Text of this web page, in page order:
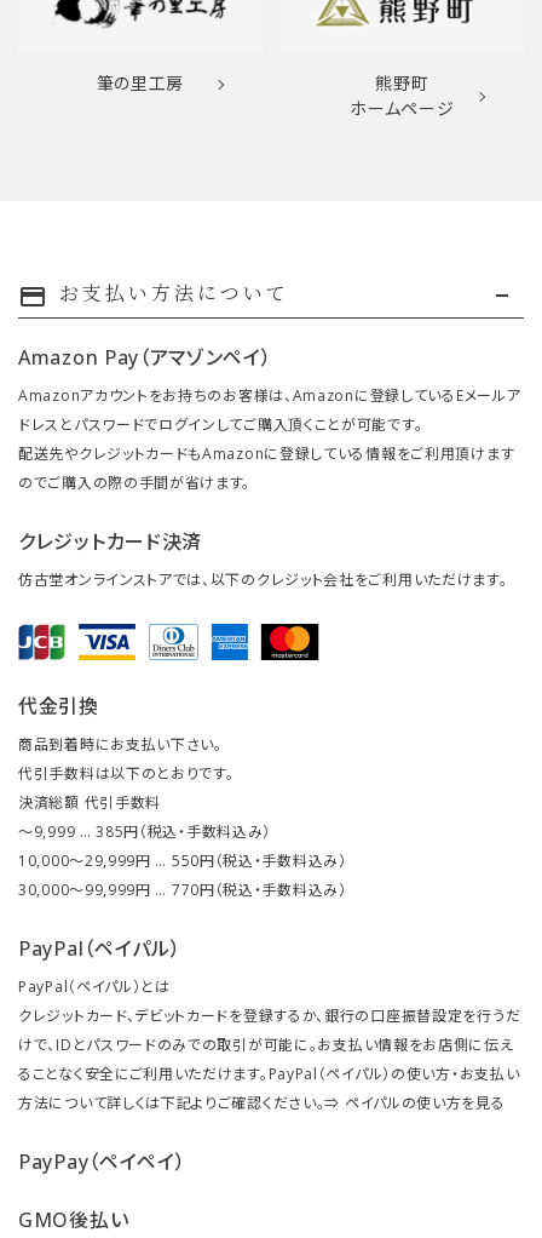
筆の里工房
熊野町
ホームページ
payment お支払い方法について
Amazon Pay（アマゾンペイ）
Amazonアカウントをお持ちのお客様は、Amazonに登録しているEメールア
ドレスとパスワードでログインしてご購入頂くことが可能です。
配送先やクレジットカードもAmazonに登録している情報をご利用頂けます
のでご購入の際の手間が省けます。
クレジットカード決済
仿古堂オンラインストアでは、以下のクレジット会社をご利用いただけます。
代金引換
商品到着時にお支払い下さい。
代引手数料は以下のとおりです。
決済総額 代引手数料
～9,999 … 385円（税込・手数料込み）
10,000～29,999円 … 550円（税込・手数料込み）
30,000～99,999円 … 770円（税込・手数料込み）
PayPal（ペイパル）
PayPal（ペイパル）とは
クレジットカード、デビットカードを登録するか、銀行の口座振替設定を行うだ
けで、IDとパスワードのみでの取引が可能に。お支払い情報をお店側に伝え
ることなく安全にご利用いただけます。PayPal（ペイパル）の使い方・お支払い
方法について詳しくは下記よりご確認ください。⇒ ペイパルの使い方を見る
PayPay（ペイペイ）
GMO後払い